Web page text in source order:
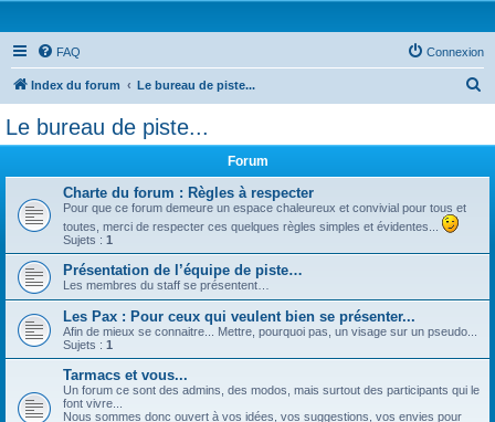
FAQ Connexion
Index du forum Le bureau de piste...
Le bureau de piste...
Forum
Charte du forum : Règles à respecter
Pour que ce forum demeure un espace chaleureux et convivial pour tous et
toutes, merci de respecter ces quelques règles simples et évidentes...
Sujets : 1
Présentation de l’équipe de piste…
Les membres du staff se présentent…
Les Pax : Pour ceux qui veulent bien se présenter...
Afin de mieux se connaitre... Mettre, pourquoi pas, un visage sur un pseudo...
Sujets : 1
Tarmacs et vous...
Un forum ce sont des admins, des modos, mais surtout des participants qui le
font vivre...
Nous sommes donc ouvert à vos idées, vos suggestions, vos envies pour